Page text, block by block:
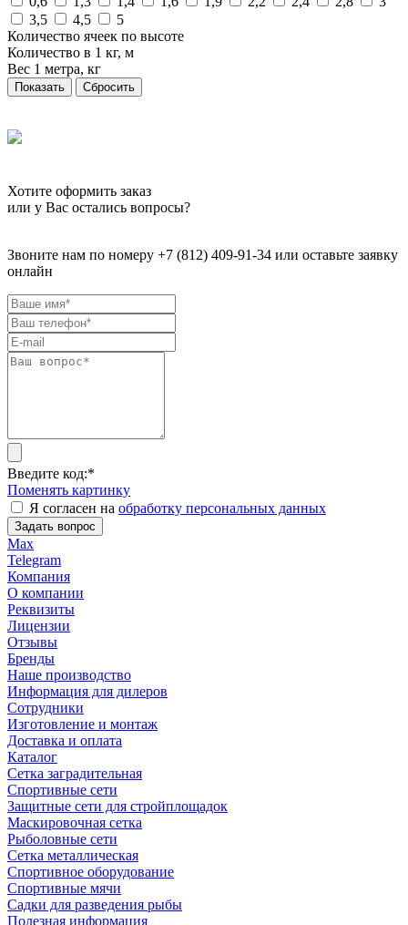
3,5
4,5
5
Количество ячеек по высоте
Количество в 1 кг, м
Вес 1 метра, кг
Сбросить
Хотите оформить заказ
или у Вас остались вопросы?
Звоните нам по номеру +7 (812) 409-91-34 или оставьте заявку
онлайн
Введите код:*
Поменять картинку
Я согласен на обработку персональных данных
Задать вопрос
Max
Telegram
Компания
О компании
Реквизиты
Лицензии
Отзывы
Бренды
Наше производство
Информация для дилеров
Сотрудники
Изготовление и монтаж
Доставка и оплата
Каталог
Сетка заградительная
Спортивные сети
Защитные сети для стройплощадок
Маскировочная сетка
Рыболовные сети
Сетка металлическая
Спортивное оборудование
Спортивные мячи
Садки для разведения рыбы
Полезная информация